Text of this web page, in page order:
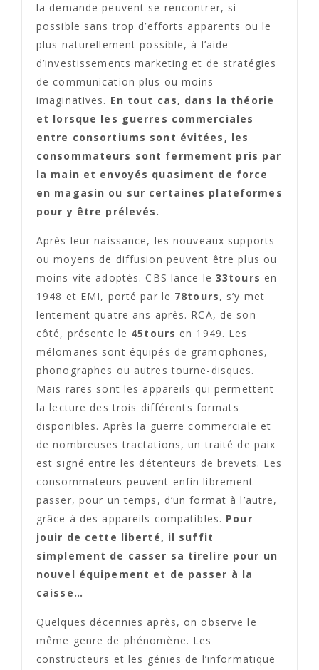
la demande peuvent se rencontrer, si
possible sans trop d’efforts apparents ou le
plus naturellement possible, à l’aide
d’investissements marketing et de stratégies
de communication plus ou moins
imaginatives. En tout cas, dans la théorie
et lorsque les guerres commerciales
entre consortiums sont évitées, les
consommateurs sont fermement pris par
la main et envoyés quasiment de force
en magasin ou sur certaines plateformes
pour y être prélevés.
Après leur naissance, les nouveaux supports
ou moyens de diffusion peuvent être plus ou
moins vite adoptés. CBS lance le 33tours en
1948 et EMI, porté par le 78tours, s’y met
lentement quatre ans après. RCA, de son
côté, présente le 45tours en 1949. Les
mélomanes sont équipés de gramophones,
phonographes ou autres tourne-disques.
Mais rares sont les appareils qui permettent
la lecture des trois différents formats
disponibles. Après la guerre commerciale et
de nombreuses tractations, un traité de paix
est signé entre les détenteurs de brevets. Les
consommateurs peuvent enfin librement
passer, pour un temps, d’un format à l’autre,
grâce à des appareils compatibles. Pour
jouir de cette liberté, il suffit
simplement de casser sa tirelire pour un
nouvel équipement et de passer à la
caisse…
Quelques décennies après, on observe le
même genre de phénomène. Les
constructeurs et les génies de l’informatique